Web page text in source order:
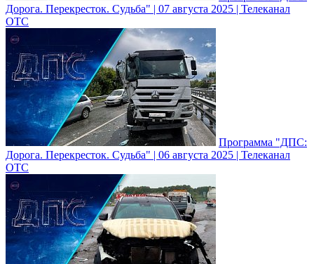
Дорога. Перекресток. Судьба" | 07 августа 2025 | Телеканал
ОТС
Программа "ДПС:
Дорога. Перекресток. Судьба" | 06 августа 2025 | Телеканал
ОТС